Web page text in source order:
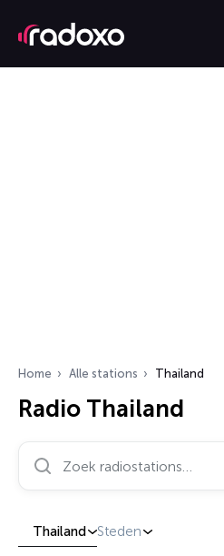
Home Alle stations Thailand
Radio Thailand
Zoek radiostations…
Thailand Steden